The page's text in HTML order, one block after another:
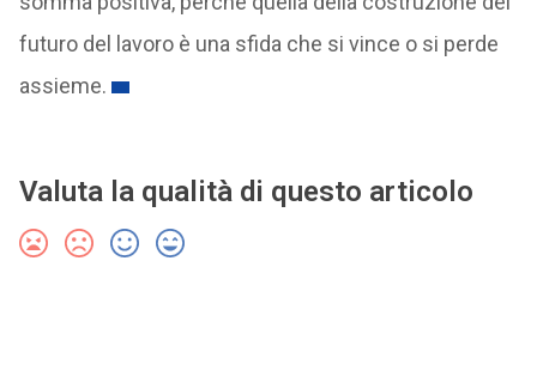
futuro del lavoro è una sfida che si vince o si perde
assieme.
Valuta la qualità di questo articolo